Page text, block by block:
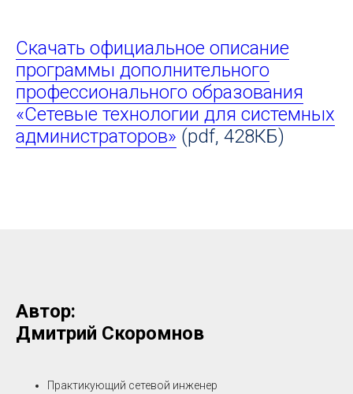
Скачать официальное описание
программы дополнительного
профессионального образования
«Сетевые технологии для системных
администраторов» (pdf, 428КБ)
Автор:
Дмитрий Скоромнов
Практикующий сетевой инженер